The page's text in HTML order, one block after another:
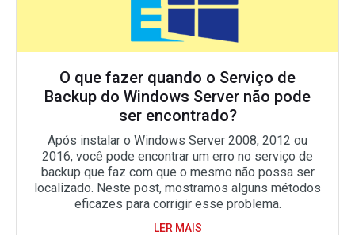
O que fazer quando o Serviço de
Backup do Windows Server não pode
ser encontrado?
Após instalar o Windows Server 2008, 2012 ou
2016, você pode encontrar um erro no serviço de
backup que faz com que o mesmo não possa ser
localizado. Neste post, mostramos alguns métodos
eficazes para corrigir esse problema.
LER MAIS